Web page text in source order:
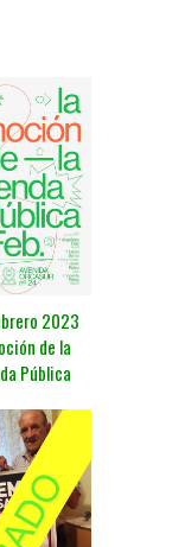
2023
de la
Pública